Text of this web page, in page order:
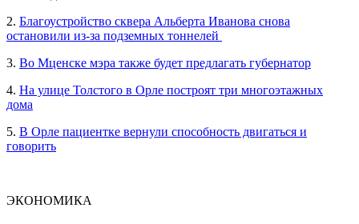
2. Благоустройство сквера Альберта Иванова снова
остановили из-за подземных тоннелей
3. Во Мценске мэра также будет предлагать губернатор
4. На улице Толстого в Орле построят три многоэтажных
дома
5. В Орле пациентке вернули способность двигаться и
говорить
ЭКОНОМИКА